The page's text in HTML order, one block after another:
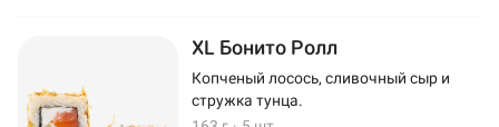
XL Бонито Ролл
Копченый лосось, сливочный сыр и
стружка тунца.